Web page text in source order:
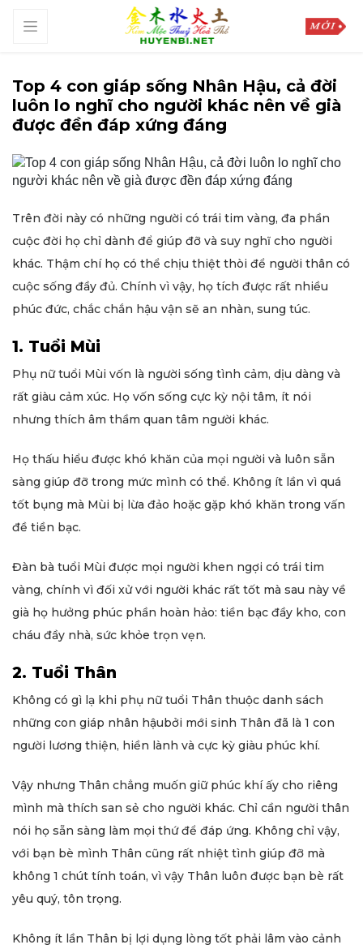
Top 4 con giáp sống Nhân Hậu, cả đời
luôn lo nghĩ cho người khác nên về già
được đền đáp xứng đáng
Trên đời này có những người có trái tim vàng, đa phần
cuộc đời họ chỉ dành để giúp đỡ và suy nghĩ cho người
khác. Thậm chí họ có thể chịu thiệt thòi để người thân có
cuộc sống đầy đủ. Chính vì vậy, họ tích được rất nhiều
phúc đức, chắc chắn hậu vận sẽ an nhàn, sung túc.
1. Tuổi Mùi
Phụ nữ tuổi Mùi vốn là người sống tình cảm, dịu dàng và
rất giàu cảm xúc. Họ vốn sống cực kỳ nội tâm, ít nói
nhưng thích âm thầm quan tâm người khác.
Họ thấu hiểu được khó khăn của mọi người và luôn sẵn
sàng giúp đỡ trong mức mình có thể. Không ít lần vì quá
tốt bụng mà Mùi bị lừa đảo hoặc gặp khó khăn trong vấn
đề tiền bạc.
Đàn bà tuổi Mùi được mọi người khen ngợi có trái tim
vàng, chính vì đối xử với người khác rất tốt mà sau này về
già họ hưởng phúc phần hoàn hảo: tiền bạc đầy kho, con
cháu đầy nhà, sức khỏe trọn vẹn.
2. Tuổi Thân
Không có gì lạ khi phụ nữ tuổi Thân thuộc danh sách
những con giáp nhân hậubởi mới sinh Thân đã là 1 con
người lương thiện, hiền lành và cực kỳ giàu phúc khí.
Vậy nhưng Thân chẳng muốn giữ phúc khí ấy cho riêng
mình mà thích san sẻ cho người khác. Chỉ cần người thân
nói họ sẵn sàng làm mọi thứ để đáp ứng. Không chỉ vậy,
với bạn bè mình Thân cũng rất nhiệt tình giúp đỡ mà
không 1 chút tính toán, vì vậy Thân luôn được bạn bè rất
yêu quý, tôn trọng.
Không ít lần Thân bị lợi dụng lòng tốt phải lâm vào cảnh